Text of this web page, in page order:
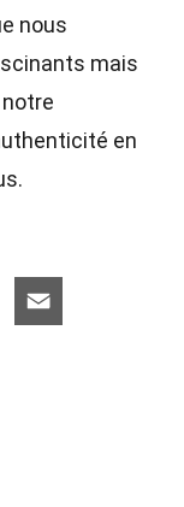
nous
mais
en